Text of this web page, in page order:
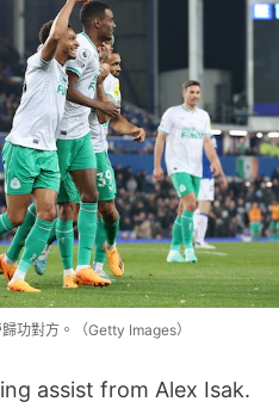
功對方。（Getty Images）
assist from Alex Isak.